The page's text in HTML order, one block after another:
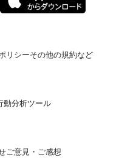
リシーその他の規約など
動分析ツール
ご意見・ご感想